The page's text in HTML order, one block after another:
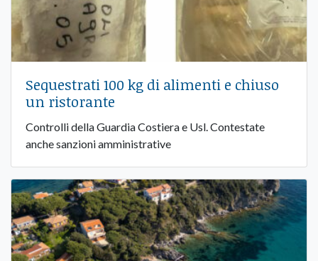
Sequestrati 100 kg di alimenti e chiuso
un ristorante
Controlli della Guardia Costiera e Usl. Contestate
anche sanzioni amministrative